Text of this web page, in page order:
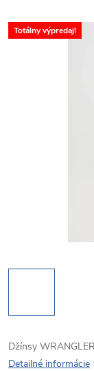
Totálny výpredaj!
Džínsy
Detailné informácie